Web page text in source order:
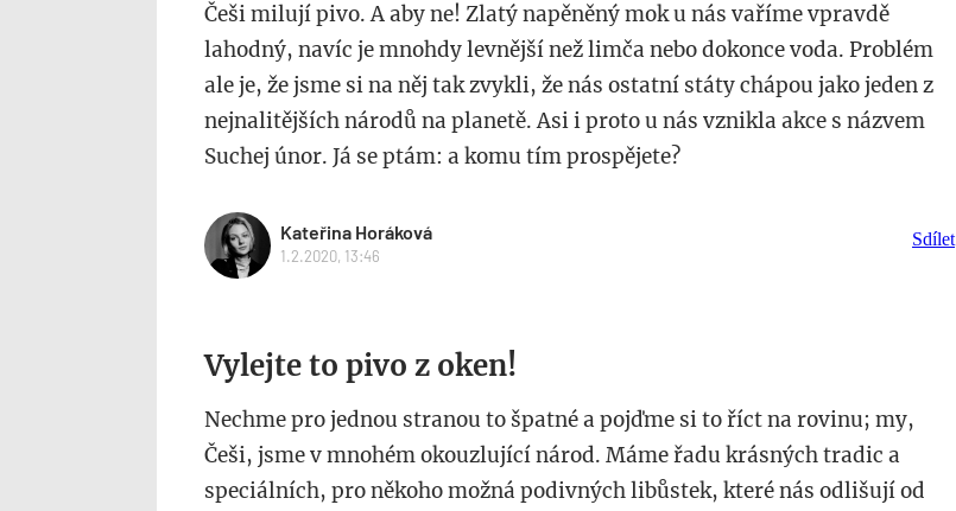
Češi milují pivo. A aby ne! Zlatý napěněný mok u nás vaříme vpravdě
lahodný, navíc je mnohdy levnější než limča nebo dokonce voda. Problém
ale je, že jsme si na něj tak zvykli, že nás ostatní státy chápou jako jeden z
nejnalitějších národů na planetě. Asi i proto u nás vznikla akce s názvem
Suchej únor. Já se ptám: a komu tím prospějete?
Kateřina Horáková
1.2.2020, 13:46
Sdílet
Vylejte to pivo z oken!
Nechme pro jednou stranou to špatné a pojďme si to říct na rovinu; my,
Češi, jsme v mnohém okouzlující národ. Máme řadu krásných tradic a
speciálních, pro někoho možná podivných libůstek, které nás odlišují od